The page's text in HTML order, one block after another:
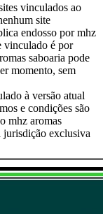
vinculados ao
site
endosso por mhz
vinculado é por
saboaria pode
momento, sem
à versão atual
e condições são
mhz aromas
jurisdição exclusiva